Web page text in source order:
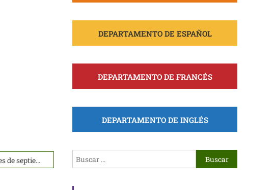
Calendario exámenes de septiembre curso 2025/2026
DEPARTAMENTO DE ESPAÑOL
DEPARTAMENTO DE FRANCÉS
DEPARTAMENTO DE INGLÉS